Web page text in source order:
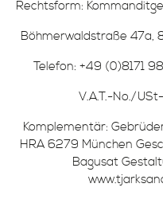
Rechtsform:
Böhmerwaldstraße 47a,
Telefon: +49 (0)8171
V.A.T.-No./
Komplementär:
HRA 6279 München
Bagusat